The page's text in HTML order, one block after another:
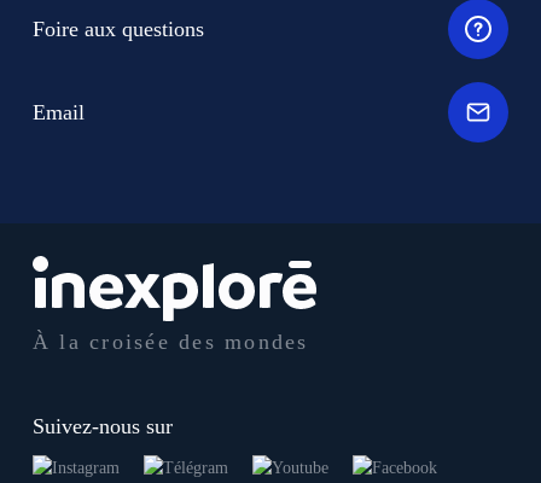
À la croisée des mondes
Suivez-nous sur
Foire aux questions
Email